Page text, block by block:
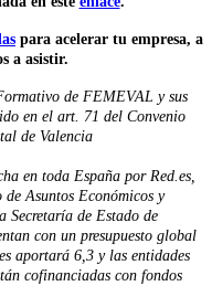
para acelerar tu empresa, a
a asistir.
de FEMEVAL y sus
en el art. 71 del Convenio
de Valencia
en toda España por Red.es,
Asuntos Económicos y
Secretaría de Estado de
con un presupuesto global
aportará 6,3 y las entidades
cofinanciadas con fondos